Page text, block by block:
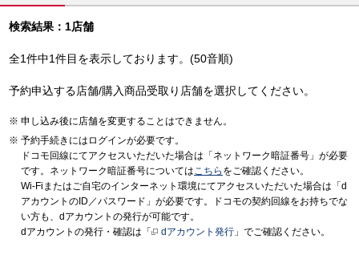
検索結果：1店舗
全1件中1件目を表示しております。(50音順)
予約申込する店舗/購入商品受取り店舗を選択してください。
申し込み後に店舗を変更することはできません。
予約手続きにはログインが必要です。
ドコモ回線にてアクセスいただいた場合は「ネットワーク暗証番号」が必要
です。ネットワーク暗証番号についてはこちら をご確認ください。
Wi-Fiまたはご自宅のインターネット環境にてアクセスいただいた場合は「d
アカウントのID／パスワード」が必要です。ドコモの契約回線をお持ちでな
い方も、dアカウントの発行が可能です。
dアカウントの発行・確認は「
dアカウント発行 」でご確認ください。